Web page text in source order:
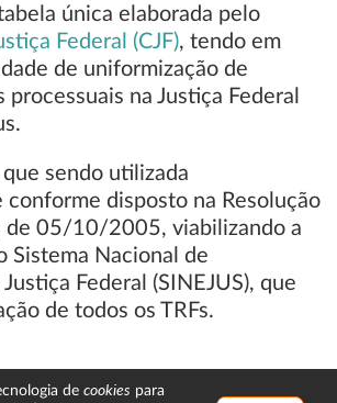
única elaborada pelo
Federal (CJF), tendo em
de uniformização de
na Justiça Federal
sendo utilizada
conforme disposto na Resolução
de 05/10/2005, viabilizando a
Sistema Nacional de
Federal (SINEJUS), que
de todos os TRFs.
de cookies para